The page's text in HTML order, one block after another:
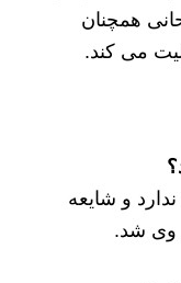
همچنان
می کند.
و شایعه
وی شد.